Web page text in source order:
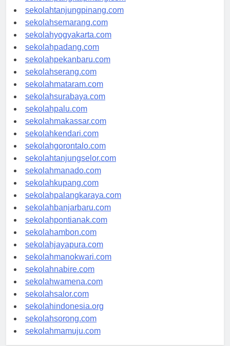
sekolahpangkalpinang.com
sekolahtanjungpinang.com
sekolahsemarang.com
sekolahyogyakarta.com
sekolahpadang.com
sekolahpekanbaru.com
sekolahserang.com
sekolahmataram.com
sekolahsurabaya.com
sekolahpalu.com
sekolahmakassar.com
sekolahkendari.com
sekolahgorontalo.com
sekolahtanjungselor.com
sekolahmanado.com
sekolahkupang.com
sekolahpalangkaraya.com
sekolahbanjarbaru.com
sekolahpontianak.com
sekolahambon.com
sekolahjayapura.com
sekolahmanokwari.com
sekolahnabire.com
sekolahwamena.com
sekolahsalor.com
sekolahindonesia.org
sekolahsorong.com